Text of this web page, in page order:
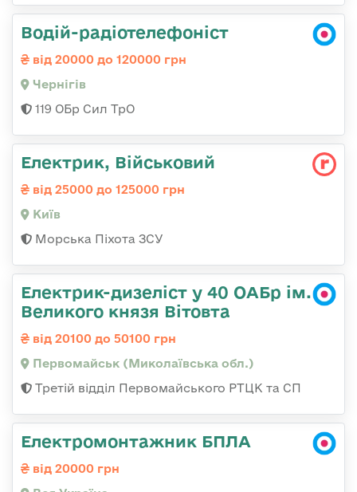
Водій-радіотелефоніст
від 20000 до 120000 грн
Чернігів
119 ОБр Сил ТрО
Електрик, Військовий
від 25000 до 125000 грн
Київ
Морська Піхота ЗСУ
Електрик-дизеліст у 40 ОАБр ім.
Великого князя Вітовта
від 20100 до 50100 грн
Первомайськ (Миколаївська обл.)
Третій відділ Первомайського РТЦК та СП
Електромонтажник БПЛА
від 20000 грн